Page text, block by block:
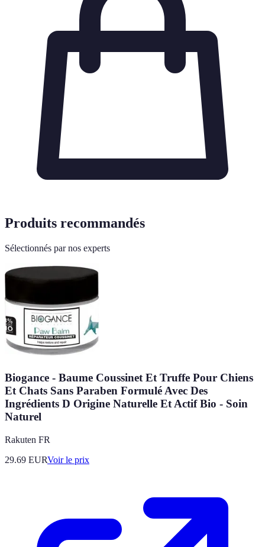
Produits recommandés
Sélectionnés par nos experts
Biogance - Baume Coussinet Et Truffe Pour Chiens
Et Chats Sans Paraben Formulé Avec Des
Ingrédients D Origine Naturelle Et Actif Bio - Soin
Naturel
Rakuten FR
29.69 EURVoir le prix